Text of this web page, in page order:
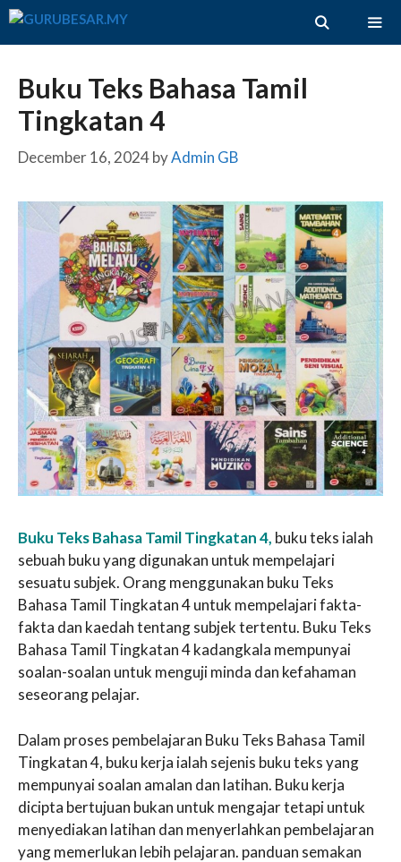
Skip
Buku Teks Bahasa Tamil
Tingkatan 4
December 16, 2024byAdmin GB
Buku Teks Bahasa Tamil Tingkatan 4, buku teks ialah
sebuah buku yang digunakan untuk mempelajari
sesuatu subjek. Orang menggunakan buku Teks
Bahasa Tamil Tingkatan 4 untuk mempelajari fakta-
fakta dan kaedah tentang subjek tertentu. Buku Teks
Bahasa Tamil Tingkatan 4 kadangkala mempunyai
soalan-soalan untuk menguji minda dan kefahaman
seseorang pelajar.
Dalam proses pembelajaran Buku Teks Bahasa Tamil
Tingkatan 4, buku kerja ialah sejenis buku teks yang
mempunyai soalan amalan dan latihan. Buku kerja
dicipta bertujuan bukan untuk mengajar tetapi untuk
menyediakan latihan dan menyerlahkan pembelajaran
yang memerlukan lebih pelajaran. panduan semakan